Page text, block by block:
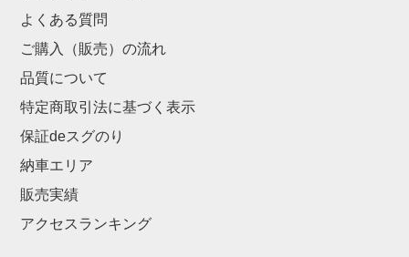
よくある質問
ご購入（販売）の流れ
品質について
特定商取引法に基づく表示
保証deスグのり
納車エリア
販売実績
アクセスランキング